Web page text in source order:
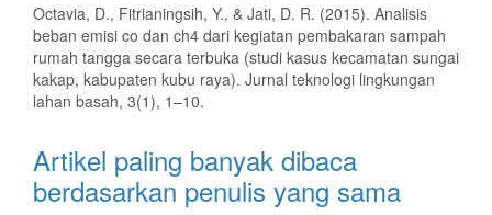
Octavia, D., Fitrianingsih, Y., & Jati, D. R. (2015). Analisis
beban emisi co dan ch4 dari kegiatan pembakaran sampah
rumah tangga secara terbuka (studi kasus kecamatan sungai
kakap, kabupaten kubu raya). Jurnal teknologi lingkungan
lahan basah, 3(1), 1–10.
Artikel paling banyak dibaca
berdasarkan penulis yang sama